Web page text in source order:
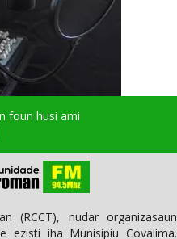
foun husi ami
(RCCT), nudar organizasaun
ezisti iha Munisipiu Covalima.